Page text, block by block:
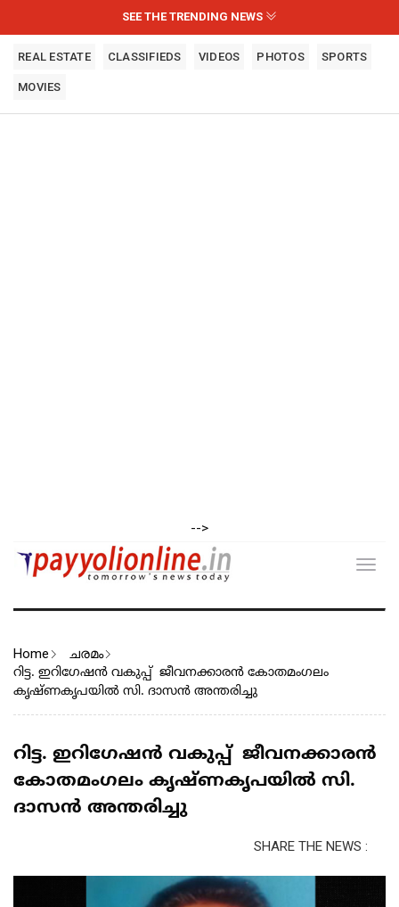
SEE THE TRENDING NEWS
REAL ESTATE CLASSIFIEDS VIDEOS PHOTOS SPORTS
MOVIES
-->
Home ചരമം
റിട്ട. ഇറിഗേഷൻ വകുപ്പ് ജീവനക്കാരൻ കോതമംഗലം
കൃഷ്ണകൃപയിൽ സി. ദാസൻ അന്തരിച്ചു
റിട്ട. ഇറിഗേഷൻ വകുപ്പ് ജീവനക്കാരൻ
കോതമംഗലം കൃഷ്ണകൃപയിൽ സി.
ദാസൻ അന്തരിച്ചു
SHARE THE NEWS :